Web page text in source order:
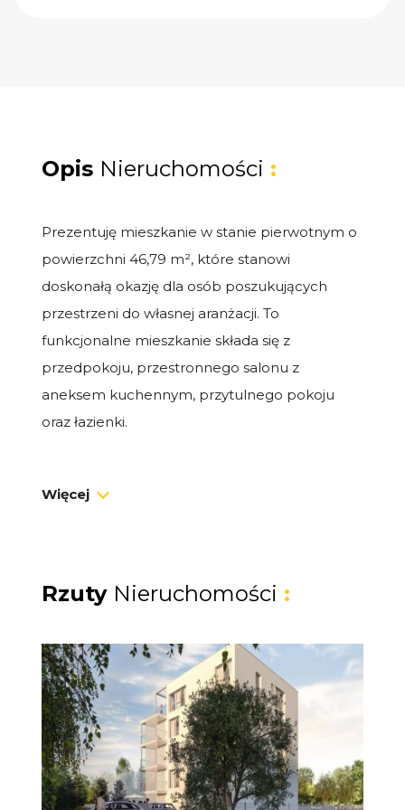
Opis Nieruchomości :
Prezentuję mieszkanie w stanie pierwotnym o
powierzchni 46,79 m², które stanowi
doskonałą okazję dla osób poszukujących
przestrzeni do własnej aranżacji. To
funkcjonalne mieszkanie składa się z
przedpokoju, przestronnego salonu z
aneksem kuchennym, przytulnego pokoju
oraz łazienki.
przedpokoju, który pełni rolę praktycznego
mieszkania, które oferuje wiele możliwości
aranżacyjnych. Dzięki
sprzyjając wspólnym chwilom spędzonym z
rodziną i przyjaciółmi. Duże okna zapewniają
doskonałe doświetlenie, a aneks kuchenny
można dostosować do własnych potrzeb.
W mieszkaniu znajduje się również drugi pokój,
który może pełnić funkcję sypialni, biura lub
Więcej
Rzuty Nieruchomości :